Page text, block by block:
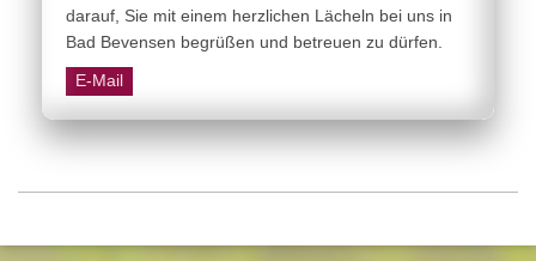
darauf, Sie mit einem herzlichen Lächeln bei uns in
Bad Bevensen begrüßen und betreuen zu dürfen.
E-Mail